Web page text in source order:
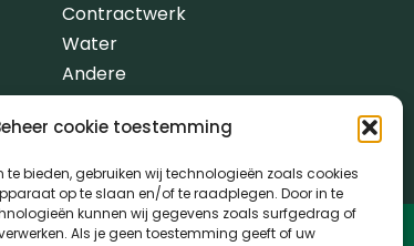
cookie toestemming
te bieden, gebruiken wij technologieën zoals cookies
op te slaan en/of te raadplegen. Door in te
kunnen wij gegevens zoals surfgedrag of
Als je geen toestemming geeft of uw
Contractwerk
Water
Andere